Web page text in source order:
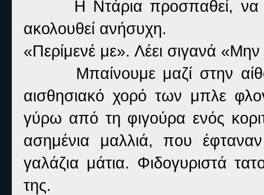
Η Ντάρια προσπαθεί, να
ακολουθεί ανήσυχη.
«Περίμενέ με». Λέει σιγανά
Μπαίνουμε μαζί στην
αισθησιακό χορό των μπλε
γύρω από τη φιγούρα ενός
ασημένια μαλλιά, που
γαλάζια μάτια. Φιδογυριστά
της.